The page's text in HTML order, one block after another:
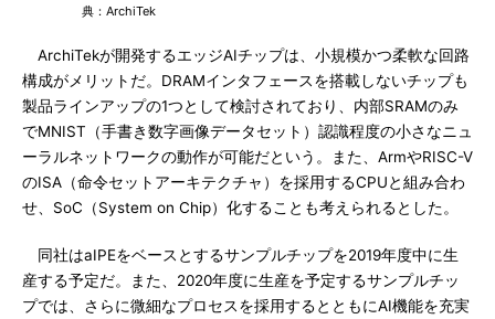
典：ArchiTek
ArchiTekが開発するエッジAIチップは、小規模かつ柔軟な回路
構成がメリットだ。DRAMインタフェースを搭載しないチップも
製品ラインアップの1つとして検討されており、内部SRAMのみ
でMNIST（手書き数字画像データセット）認識程度の小さなニュ
ーラルネットワークの動作が可能だという。また、ArmやRISC-V
のISA（命令セットアーキテクチャ）を採用するCPUと組み合わ
せ、SoC（System on Chip）化することも考えられるとした。
同社はaIPEをベースとするサンプルチップを2019年度中に生
産する予定だ。また、2020年度に生産を予定するサンプルチッ
プでは、さらに微細なプロセスを採用するとともにAI機能を充実